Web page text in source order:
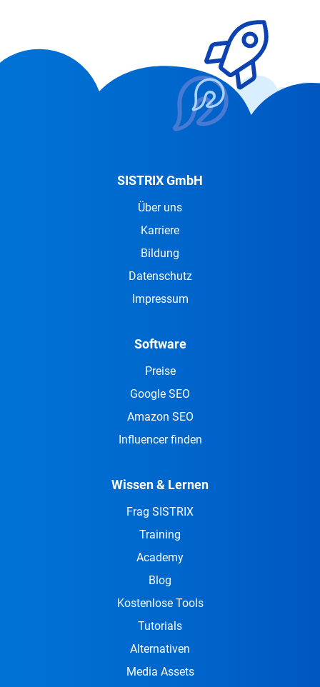
SISTRIX GmbH
Über uns
Karriere
Bildung
Datenschutz
Impressum
Software
Preise
Google SEO
Amazon SEO
Influencer finden
Wissen & Lernen
Frag SISTRIX
Training
Academy
Blog
Kostenlose Tools
Tutorials
Alternativen
Media Assets